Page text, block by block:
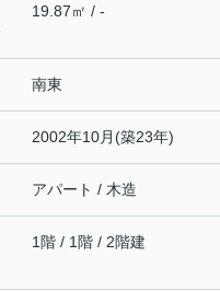
19.87㎡ / -
南東
2002年10月(築23年)
アパート / 木造
1階 / 1階 / 2階建